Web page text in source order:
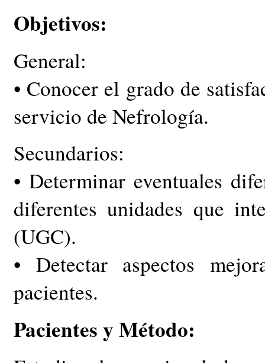
Objetivos:
General:
• Conocer el grado de
servicio de Nefrología.
Secundarios:
• Determinar eventuales
diferentes unidades que
(UGC).
• Detectar aspectos
pacientes.
Pacientes y Método: